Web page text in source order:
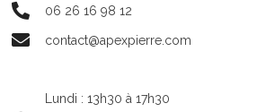
06 26 16 98 12
contact@apexpierre.com
Lundi : 13h30 à 17h30